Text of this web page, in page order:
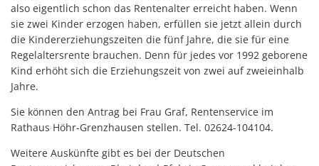
also eigentlich schon das Rentenalter erreicht haben. Wenn
sie zwei Kinder erzogen haben, erfüllen sie jetzt allein durch
die Kindererziehungszeiten die fünf Jahre, die sie für eine
Regelaltersrente brauchen. Denn für jedes vor 1992 geborene
Kind erhöht sich die Erziehungszeit von zwei auf zweieinhalb
Jahre.
Sie können den Antrag bei Frau Graf, Rentenservice im
Rathaus Höhr-Grenzhausen stellen. Tel. 02624-104104.
Weitere Auskünfte gibt es bei der Deutschen